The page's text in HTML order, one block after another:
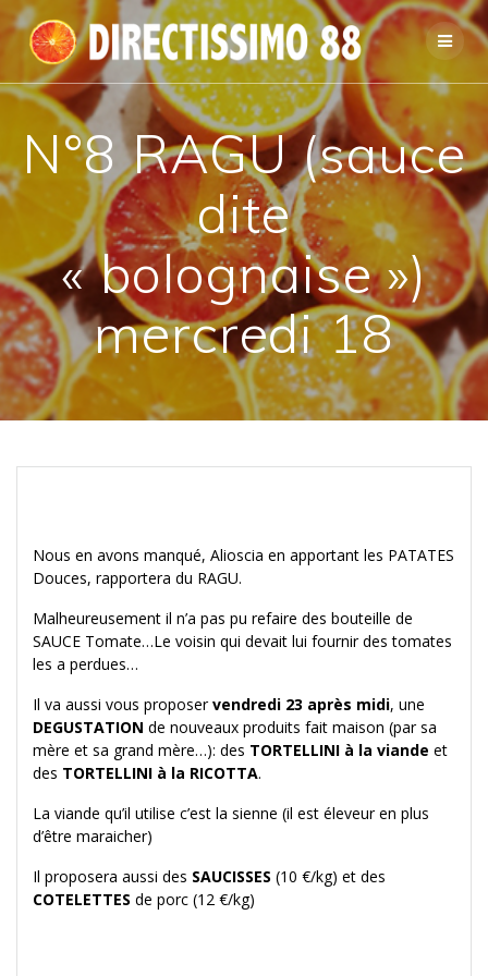
Passer
au
contenu
N°8 RAGU (sauce
dite
« bolognaise »)
mercredi 18
Nous en avons manqué, Alioscia en apportant les PATATES
Douces, rapportera du RAGU.
Malheureusement il n’a pas pu refaire des bouteille de
SAUCE Tomate…Le voisin qui devait lui fournir des tomates
les a perdues…
Il va aussi vous proposervendredi 23 après midi, une
DEGUSTATION de nouveaux produits fait maison (par sa
mère et sa grand mère…): des TORTELLINI à la viande et
des TORTELLINI à la RICOTTA.
La viande qu’il utilise c’est la sienne (il est éleveur en plus
d’être maraicher)
Il proposera aussi des SAUCISSES (10 €/kg) et des
COTELETTES de porc (12 €/kg)